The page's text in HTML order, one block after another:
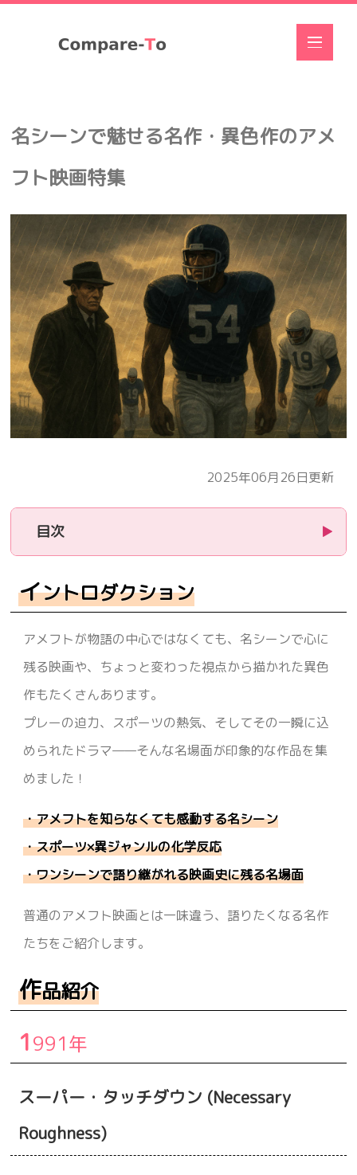
名シーンで魅せる名作・異色作のアメ
フト映画特集
2025年06月26日更新
目次 ▶
1.イントロダクション
2.作品紹介
スーパー・タッチダウン (Necessary Roughness)
あらすじ
背景
おすすめのポイント
基本情報
動画配信
フォレスト・ガンプ／一期一会
日本での作品タイトル
背景
基本情報
動画配信
バーシティ・ブルース (Varsity Blues)
イントロダクション
アメフトが物語の中心ではなくても、名シーンで心に
残る映画や、ちょっと変わった視点から描かれた異色
作もたくさんあります。
プレーの迫力、スポーツの熱気、そしてその一瞬に込
められたドラマ——そんな名場面が印象的な作品を集
めました！
・アメフトを知らなくても感動する名シーン
・スポーツ×異ジャンルの化学反応
・ワンシーンで語り継がれる映画史に残る名場面
普通のアメフト映画とは一味違う、語りたくなる名作
たちをご紹介します。
作品紹介
1991年
スーパー・タッチダウン (Necessary
Roughness)